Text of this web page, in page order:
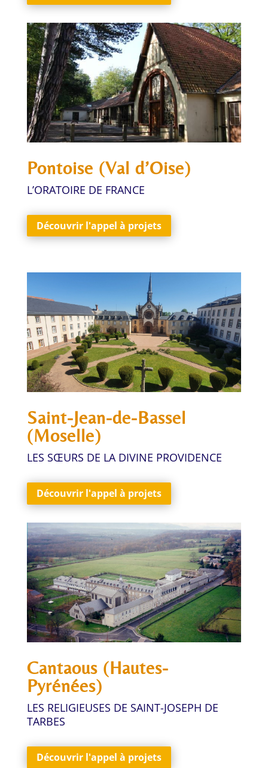
Pontoise (Val d’Oise)
L’ORATOIRE DE FRANCE
Découvrir l'appel à projets
Saint-Jean-de-Bassel
(Moselle)
LES SŒURS DE LA DIVINE PROVIDENCE
Découvrir l'appel à projets
Cantaous (Hautes-
Pyrénées)
LES RELIGIEUSES DE SAINT-JOSEPH DE
TARBES
Découvrir l'appel à projets